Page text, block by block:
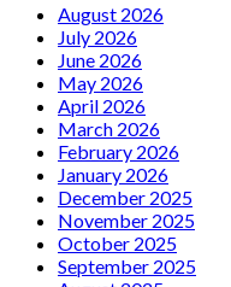
August 2026
July 2026
June 2026
May 2026
April 2026
March 2026
February 2026
January 2026
December 2025
November 2025
October 2025
September 2025